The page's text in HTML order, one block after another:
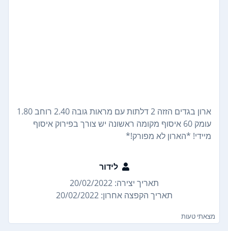
ארון בגדים הזזה 2 דלתות עם מראות גובה 2.40 רוחב 1.80
עומק 60 איסוף מקומה ראשונה יש צורך בפירוק איסוף
מיידי! *הארון לא מפורק!*
לידור
תאריך יצירה: 20/02/2022
תאריך הקפצה אחרון: 20/02/2022
מצאתי טעות